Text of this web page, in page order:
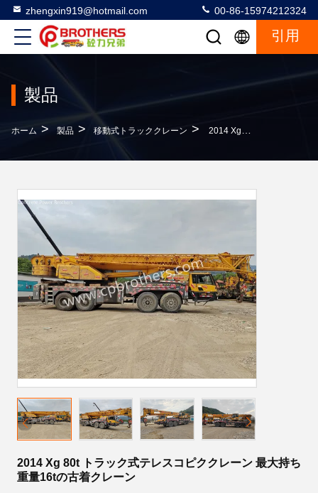
zhengxin919@hotmail.com 00-86-15974212324
引用
製品
ホーム > 製品 > 移動式トラッククレーン > 2014 Xg 80t トラック式テレスコピククレーン 最大持ち重量16tの古着クレーン
2014 Xg 80t トラック式テレスコピククレーン 最大持ち
重量16tの古着クレーン